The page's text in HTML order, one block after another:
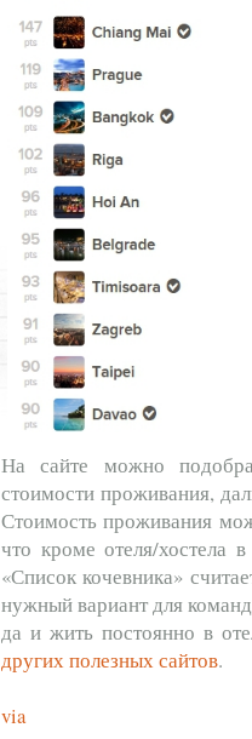
На сайте можно
стоимости проживания,
Стоимость проживания
что кроме отеля/хостела
«Список кочевника»
нужный вариант для
да и жить постоянно в
других полезных сайтов.
via